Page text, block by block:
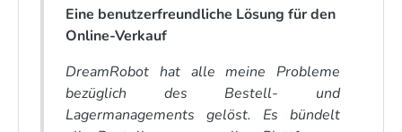
Eine benutzerfreundliche Lösung für den
Online-Verkauf
DreamRobot hat alle meine Probleme
bezüglich des Bestell- und
Lagermanagements gelöst. Es bündelt